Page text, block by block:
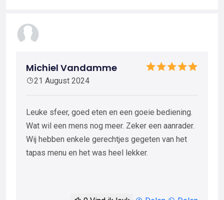
Michiel Vandamme
21 August 2024
Leuke sfeer, goed eten en een goeie bediening.
Wat wil een mens nog meer. Zeker een aanrader.
Wij hebben enkele gerechtjes gegeten van het
tapas menu en het was heel lekker.